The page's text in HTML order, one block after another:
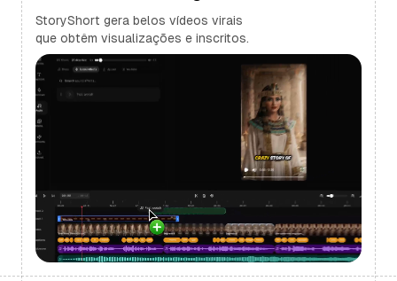
StoryShort gera belos vídeos virais
que obtêm visualizações e inscritos.